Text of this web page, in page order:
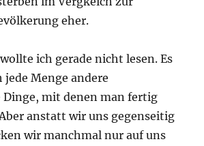
eher.
ich gerade nicht lesen. Es
Menge andere
Dinge, mit denen man fertig
anstatt wir uns gegenseitig
wir manchmal nur auf uns